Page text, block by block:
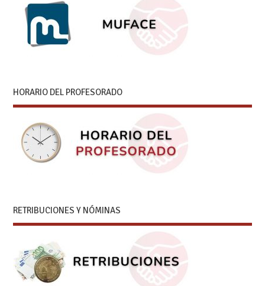
HORARIO DEL PROFESORADO
RETRIBUCIONES Y NÓMINAS